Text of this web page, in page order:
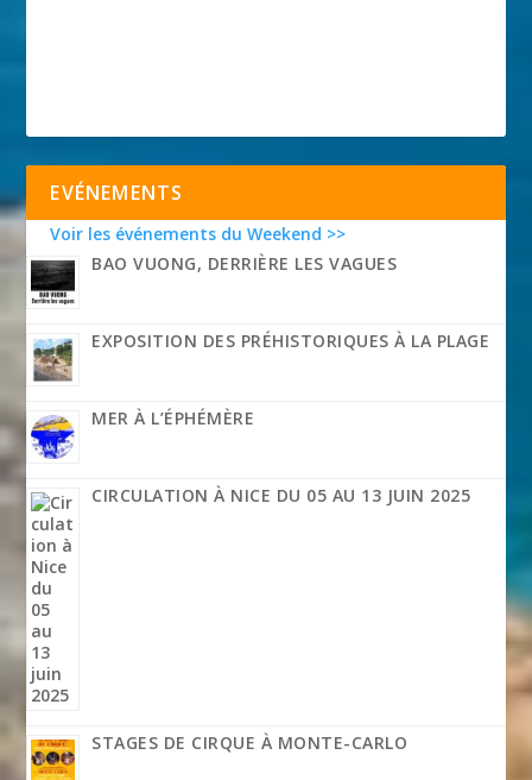
EVÉNEMENTS
Voir les événements du Weekend >>
BAO VUONG, DERRIÈRE LES VAGUES
EXPOSITION DES PRÉHISTORIQUES À LA PLAGE
MER À L’ÉPHÉMÈRE
CIRCULATION À NICE DU 05 AU 13 JUIN 2025
STAGES DE CIRQUE À MONTE-CARLO